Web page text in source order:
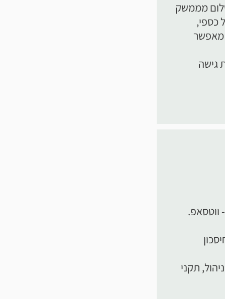
מממשק
כספי,
מאפשר
גישה
ווטסאפ.
תקני